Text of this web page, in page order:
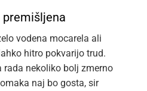
premišljena
vodena mocarela ali
hitro pokvarijo trud.
rada nekoliko bolj zmerno
naj bo gosta, sir